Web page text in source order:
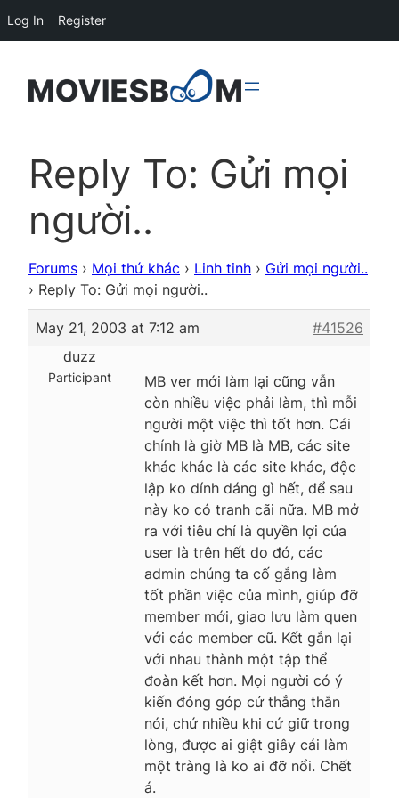
Reply To: Gửi mọi
người..
Forums › Mọi thứ khác › Linh tinh › Gửi mọi người..
› Reply To: Gửi mọi người..
May 21, 2003 at 7:12 am
#41526
duzz
Participant
MB ver mới làm lại cũng vẫn
còn nhiều việc phải làm, thì mỗi
người một việc thì tốt hơn. Cái
chính là giờ MB là MB, các site
khác khác là các site khác, độc
lập ko dính dáng gì hết, để sau
này ko có tranh cãi nữa. MB mở
ra với tiêu chí là quyền lợi của
user là trên hết do đó, các
admin chúng ta cố gắng làm
tốt phần việc của mình, giúp đỡ
member mới, giao lưu làm quen
với các member cũ. Kết gắn lại
với nhau thành một tập thể
đoàn kết hơn. Mọi người có ý
kiến đóng góp cứ thẳng thắn
nói, chứ nhiều khi cứ giữ trong
lòng, được ai giật giây cái làm
một tràng là ko ai đỡ nổi. Chết
á.
Log In Register